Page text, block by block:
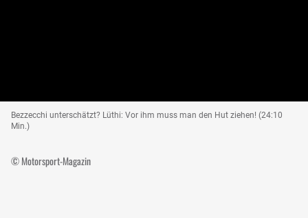
Bezzecchi unterschätzt? Lüthi: Vor ihm muss man den Hut ziehen! (24:10
Min.)
© Motorsport-Magazin